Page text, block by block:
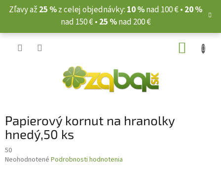
Prejsť
Zľavy až 25 %z celej objednávky: 10 %nad 100 € • 20 %
nad 150 € • 25 %nad 200 €
Papierový kornut na hranolky
hnedý,50 ks
50
Priemerné
Neohodnotené Podrobnosti hodnotenia